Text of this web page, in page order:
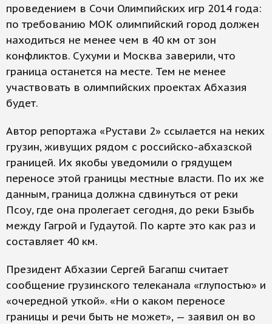
проведением в Сочи Олимпийских игр 2014 года:
по требованию МОК олимпийский город должен
находиться не менее чем в 40 км от зон
конфликтов. Сухуми и Москва заверили, что
граница останется на месте. Тем не менее
участвовать в олимпийских проектах Абхазия
будет.
Автор репортажа «Рустави 2» ссылается на неких
грузин, живущих рядом с российско-абхазской
границей. Их якобы уведомили о грядущем
переносе этой границы местные власти. По их же
данным, граница должна сдвинуться от реки
Псоу, где она пролегает сегодня, до реки Бзыбь
между Гагрой и Гудаутой. По карте это как раз и
составляет 40 км.
Президент Абхазии Сергей Багапш считает
сообщение грузинского телеканала «глупостью» и
«очередной уткой». «Ни о каком переносе
границы и речи быть не может», — заявил он во